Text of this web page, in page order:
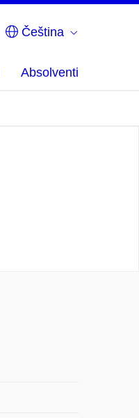
Čeština
Absolventi